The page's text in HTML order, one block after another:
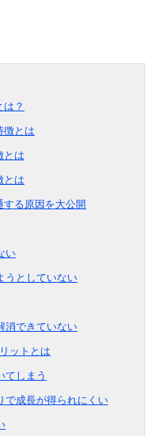
？
とは
とは
とは
る原因を大公開
い
うとしていない
消できていない
ットとは
てしまう
で成長が得られにくい